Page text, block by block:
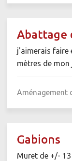
Abattage
j'aimerais faire
mètres de mon
Aménagement
Gabions
Muret de +/-